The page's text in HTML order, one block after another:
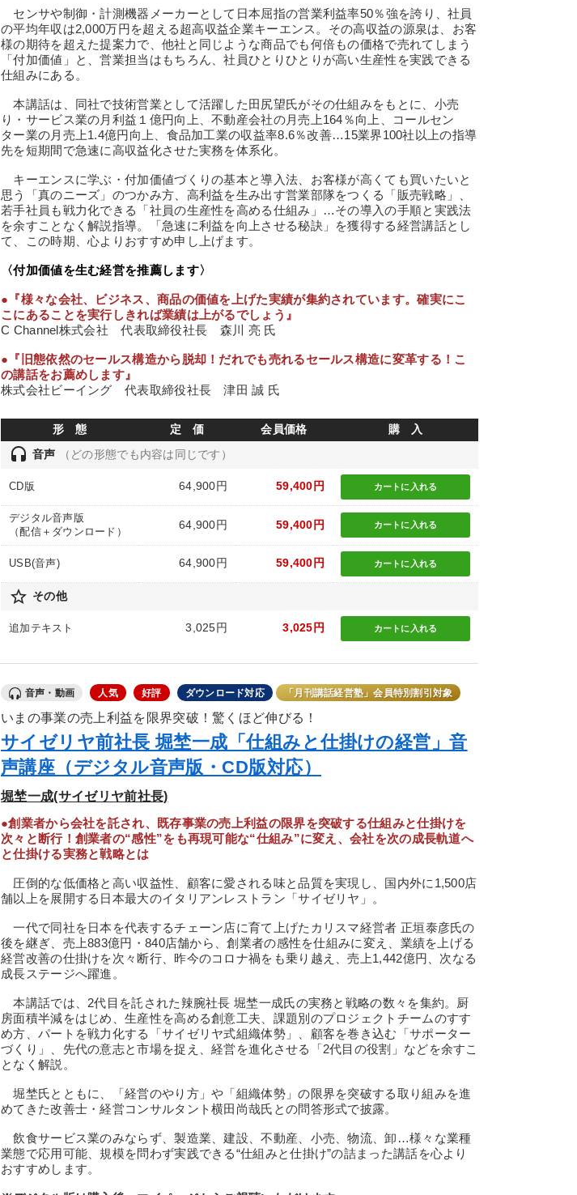
センサや制御・計測機器メーカーとして日本屈指の営業利益率50％強を誇り、社員
の平均年収は2,000万円を超える超高収益企業キーエンス。その高収益の源泉は、お客
様の期待を超えた提案力で、他社と同じような商品でも何倍もの価格で売れてしまう
「付加価値」と、営業担当はもちろん、社員ひとりひとりが高い生産性を実践できる
仕組みにある。
本講話は、同社で技術営業として活躍した田尻望氏がその仕組みをもとに、小売
り・サービス業の月利益１億円向上、不動産会社の月売上164％向上、コールセン
ター業の月売上1.4億円向上、食品加工業の収益率8.6％改善…15業界100社以上の指導
先を短期間で急速に高収益化させた実務を体系化。
キーエンスに学ぶ・付加価値づくりの基本と導入法、お客様が高くても買いたいと
思う「真のニーズ」のつかみ方、高利益を生み出す営業部隊をつくる「販売戦略」、
若手社員も戦力化できる「社員の生産性を高める仕組み」…その導入の手順と実践法
を余すことなく解説指導。「急速に利益を向上させる秘訣」を獲得する経営講話とし
て、この時期、心よりおすすめ申し上げます。
〈付加価値を生む経営を推薦します〉
●『様々な会社、ビジネス、商品の価値を上げた実績が集約されています。確実にこ
こにあることを実行しきれば業績は上がるでしょう』
C Channel株式会社 代表取締役社長 森川 亮 氏
●『旧態依然のセールス構造から脱却！だれでも売れるセールス構造に変革する！こ
の講話をお薦めします』
株式会社ビーイング 代表取締役社長 津田 誠 氏
形 態 定 価 会員価格 購 入
headset 音声 （どの形態でも内容は同じです）
CD版 64,900円 59,400円 カートに 入れる
デジタル音声版
（配信＋ダウンロード）
64,900円 59,400円 カートに 入れる
USB(音声) 64,900円 59,400円 カートに 入れる
star_border その他
追加テキスト 3,025円 3,025円 カートに 入れる
音声・動画 人気 好評 ダウンロード対応 「月刊講話経営塾」会員特別割引対象
いまの事業の売上利益を限界突破！驚くほど伸びる！
サイゼリヤ前社長 堀埜一成「仕組みと仕掛けの経営」音
声講座（デジタル音声版・CD版対応）
堀埜一成(サイゼリヤ前社長)
●創業者から会社を託され、既存事業の売上利益の限界を突破する仕組みと仕掛けを
次々と断行！創業者の“感性”をも再現可能な“仕組み”に変え、会社を次の成長軌道へ
と仕掛ける実務と戦略とは
圧倒的な低価格と高い収益性、顧客に愛される味と品質を実現し、国内外に1,500店
舗以上を展開する日本最大のイタリアンレストラン「サイゼリヤ」。
一代で同社を日本を代表するチェーン店に育て上げたカリスマ経営者 正垣泰彦氏の
後を継ぎ、売上883億円・840店舗から、創業者の感性を仕組みに変え、業績を上げる
経営改善の仕掛けを次々断行、昨今のコロナ禍をも乗り越え、売上1,442億円、次なる
成長ステージへ躍進。
本講話では、2代目を託された辣腕社長 堀埜一成氏の実務と戦略の数々を集約。厨
房面積半減をはじめ、生産性を高める創意工夫、課題別のプロジェクトチームのすす
め方、パートを戦力化する「サイゼリヤ式組織体勢」、顧客を巻き込む「サポーター
づくり」、先代の意志と市場を捉え、経営を進化させる「2代目の役割」などを余すこ
となく解説。
堀埜氏とともに、「経営のやり方」や「組織体勢」の限界を突破する取り組みを進
めてきた改善士・経営コンサルタント横田尚哉氏との問答形式で披露。
飲食サービス業のみならず、製造業、建設、不動産、小売、物流、卸…様々な業種
業態で応用可能、規模を問わず実践できる“仕組みと仕掛け”の詰まった講話を心より
おすすめします。